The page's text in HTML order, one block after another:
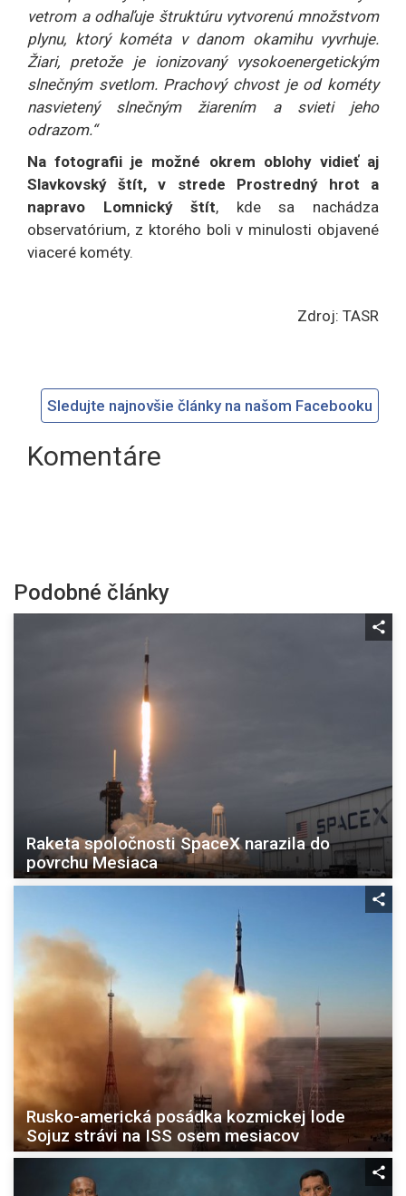
vetrom a odhaľuje štruktúru vytvorenú množstvom
plynu, ktorý kométa v danom okamihu vyvrhuje.
Žiari, pretože je ionizovaný vysokoenergetickým
slnečným svetlom. Prachový chvost je od kométy
nasvietený slnečným žiarením a svieti jeho
odrazom.“
Na fotografii je možné okrem oblohy vidieť aj
Slavkovský štít, v strede Prostredný hrot a
napravo Lomnický štít, kde sa nachádza
observatórium, z ktorého boli v minulosti objavené
viaceré kométy.
Zdroj: TASR
Sledujte najnovšie články na našom Facebooku
Komentáre
Podobné články
Raketa spoločnosti SpaceX narazila do
povrchu Mesiaca
Rusko-americká posádka kozmickej lode
Sojuz strávi na ISS osem mesiacov